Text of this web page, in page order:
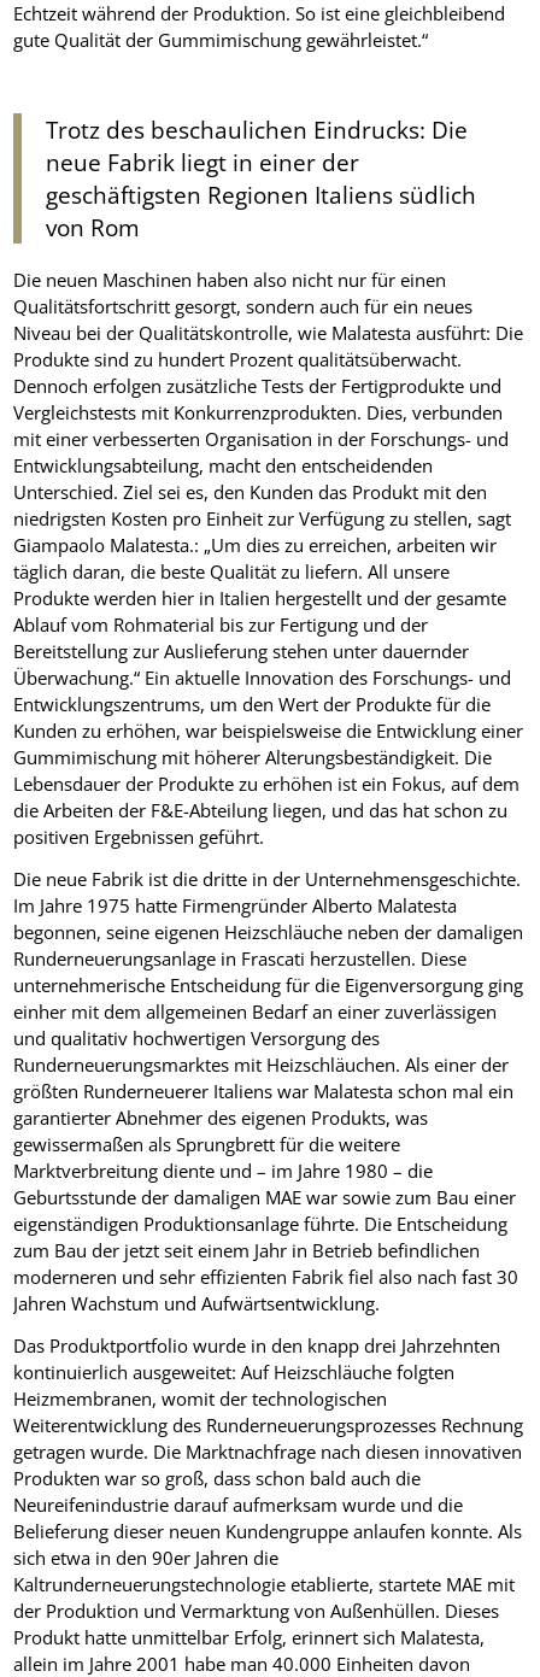
Echtzeit während der Produktion. So ist eine gleichbleibend
gute Qualität der Gummimischung gewährleistet.“
Trotz des beschaulichen Eindrucks: Die
neue Fabrik liegt in einer der
geschäftigsten Regionen Italiens südlich
von Rom
Die neuen Maschinen haben also nicht nur für einen
Qualitätsfortschritt gesorgt, sondern auch für ein neues
Niveau bei der Qualitätskontrolle, wie Malatesta ausführt: Die
Produkte sind zu hundert Prozent qualitätsüberwacht.
Dennoch erfolgen zusätzliche Tests der Fertigprodukte und
Vergleichstests mit Konkurrenzprodukten. Dies, verbunden
mit einer verbesserten Organisation in der Forschungs- und
Entwicklungsabteilung, macht den entscheidenden
Unterschied. Ziel sei es, den Kunden das Produkt mit den
niedrigsten Kosten pro Einheit zur Verfügung zu stellen, sagt
Giampaolo Malatesta.: „Um dies zu erreichen, arbeiten wir
täglich daran, die beste Qualität zu liefern. All unsere
Produkte werden hier in Italien hergestellt und der gesamte
Ablauf vom Rohmaterial bis zur Fertigung und der
Bereitstellung zur Auslieferung stehen unter dauernder
Überwachung.“ Ein aktuelle Innovation des Forschungs- und
Entwicklungszentrums, um den Wert der Produkte für die
Kunden zu erhöhen, war beispielsweise die Entwicklung einer
Gummimischung mit höherer Alterungsbeständigkeit. Die
Lebensdauer der Produkte zu erhöhen ist ein Fokus, auf dem
die Arbeiten der F&E-Abteilung liegen, und das hat schon zu
positiven Ergebnissen geführt.
Die neue Fabrik ist die dritte in der Unternehmensgeschichte.
Im Jahre 1975 hatte Firmengründer Alberto Malatesta
begonnen, seine eigenen Heizschläuche neben der damaligen
Runderneuerungsanlage in Frascati herzustellen. Diese
unternehmerische Entscheidung für die Eigenversorgung ging
einher mit dem allgemeinen Bedarf an einer zuverlässigen
und qualitativ hochwertigen Versorgung des
Runderneuerungsmarktes mit Heizschläuchen. Als einer der
größten Runderneuerer Italiens war Malatesta schon mal ein
garantierter Abnehmer des eigenen Produkts, was
gewissermaßen als Sprungbrett für die weitere
Marktverbreitung diente und – im Jahre 1980 – die
Geburtsstunde der damaligen MAE war sowie zum Bau einer
eigenständigen Produktionsanlage führte. Die Entscheidung
zum Bau der jetzt seit einem Jahr in Betrieb befindlichen
moderneren und sehr effizienten Fabrik fiel also nach fast 30
Jahren Wachstum und Aufwärtsentwicklung.
Das Produktportfolio wurde in den knapp drei Jahrzehnten
kontinuierlich ausgeweitet: Auf Heizschläuche folgten
Heizmembranen, womit der technologischen
Weiterentwicklung des Runderneuerungsprozesses Rechnung
getragen wurde. Die Marktnachfrage nach diesen innovativen
Produkten war so groß, dass schon bald auch die
Neureifenindustrie darauf aufmerksam wurde und die
Belieferung dieser neuen Kundengruppe anlaufen konnte. Als
sich etwa in den 90er Jahren die
Kaltrunderneuerungstechnologie etablierte, startete MAE mit
der Produktion und Vermarktung von Außenhüllen. Dieses
Produkt hatte unmittelbar Erfolg, erinnert sich Malatesta,
allein im Jahre 2001 habe man 40.000 Einheiten davon